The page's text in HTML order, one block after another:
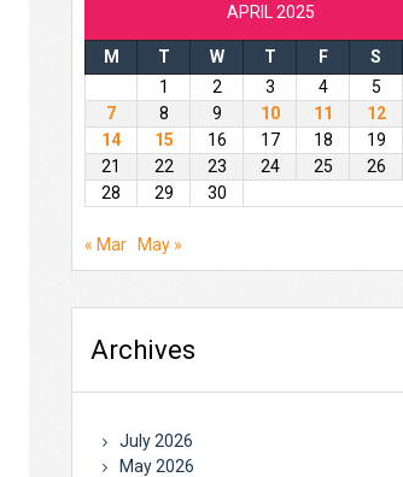
APRIL 2025
M T W T F S
1
2 3 4 5
7
8 9 10 11 12
14
15 16 17 18 19
21
22 23 24 25 26
28
29 30
« Mar May »
Archives
July 2026
May 2026